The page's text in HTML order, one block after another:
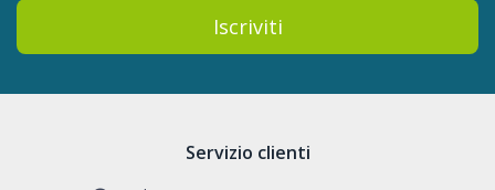
Iscriviti
Servizio clienti